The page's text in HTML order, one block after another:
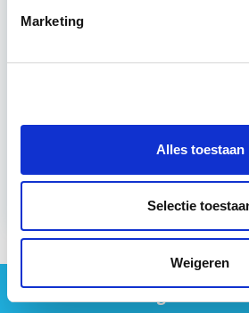
Marketing
Alles toestaan
Selectie
Weigeren
4 uur per week
Meer
Geen